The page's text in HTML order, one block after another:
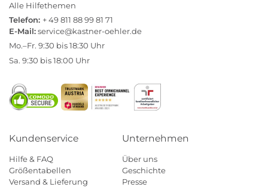
Alle Hilfethemen
Telefon: + 49 811 88 99 81 71
E-Mail:service@kastner-oehler.de
Mo.–Fr. 9:30 bis 18:30 Uhr
Sa. 9:30 bis 18:00 Uhr
Kundenservice
Hilfe & FAQ
Größentabellen
Versand & Lieferung
Unternehmen
Über uns
Geschichte
Presse